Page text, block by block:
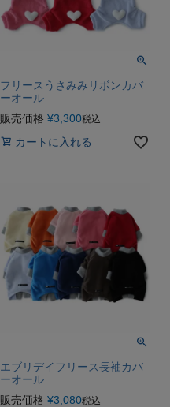
フリースうさみみリボンカバ
ーオール
販売価格 ¥3,300税込
カートに入れる
エブリデイフリース長袖カバ
ーオール
販売価格 ¥3,080税込